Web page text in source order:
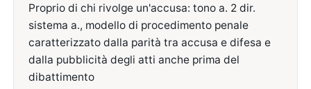
Proprio di chi rivolge un'accusa: tono a. 2 dir.
sistema a., modello di procedimento penale
caratterizzato dalla parità tra accusa e difesa e
dalla pubblicità degli atti anche prima del
dibattimento